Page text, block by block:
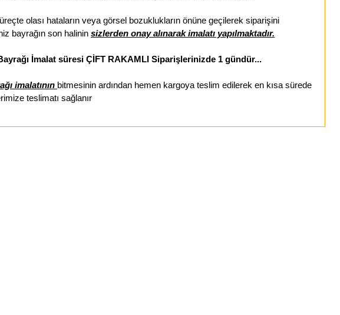
olası hataların veya görsel bozuklukların önüne geçilerek siparişini
bayrağın son halinin sizlerden onay alınarak imalatı yapılmaktadır.
İmalat süresi ÇİFT RAKAMLI Siparişlerinizde 1 gündür...
imalatının bitmesinin ardından hemen kargoya teslim edilerek en kısa sürede
teslimatı sağlanır